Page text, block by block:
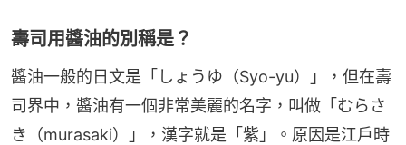
壽司用醬油的別稱是？
醬油一般的日文是「しょうゆ（Syo-yu）」，但在壽
司界中，醬油有一個非常美麗的名字，叫做「むらさ
き（murasaki）」，漢字就是「紫」。原因是江戶時